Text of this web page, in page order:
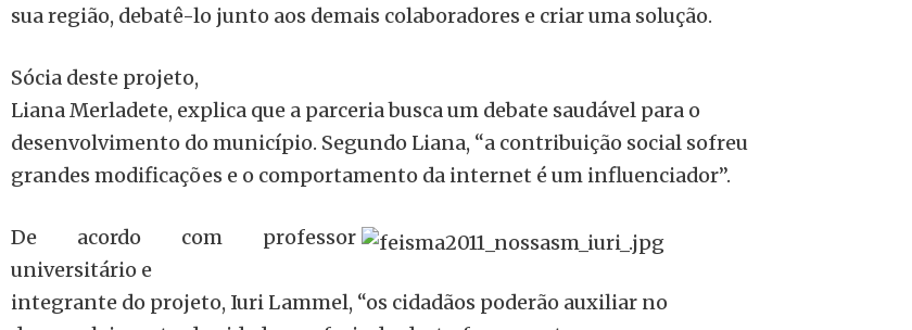
sua região, debatê-lo junto aos demais colaboradores e criar uma solução.
Sócia deste projeto,
Liana Merladete, explica que a parceria busca um debate saudável para o
desenvolvimento do município. Segundo Liana, “a contribuição social sofreu
grandes modificações e o comportamento da internet é um influenciador”.
De acordo com professor
universitário e
integrante do projeto, Iuri Lammel, “os cidadãos poderão auxiliar no